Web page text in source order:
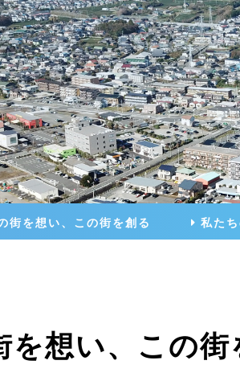
街を想い、この街を創る 私た
を想い、この街